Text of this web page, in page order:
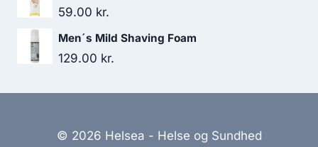
59.00 kr.
Men´s Mild Shaving Foam
129.00 kr.
© 2026 Helsea - Helse og Sundhed